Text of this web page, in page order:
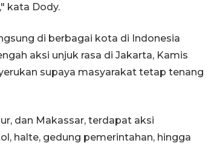
kata Dody.
di berbagai kota di Indonesia
aksi unjuk rasa di Jakarta, Kamis
supaya masyarakat tetap tenang
dan Makassar, terdapat aksi
halte, gedung pemerintahan, hingga